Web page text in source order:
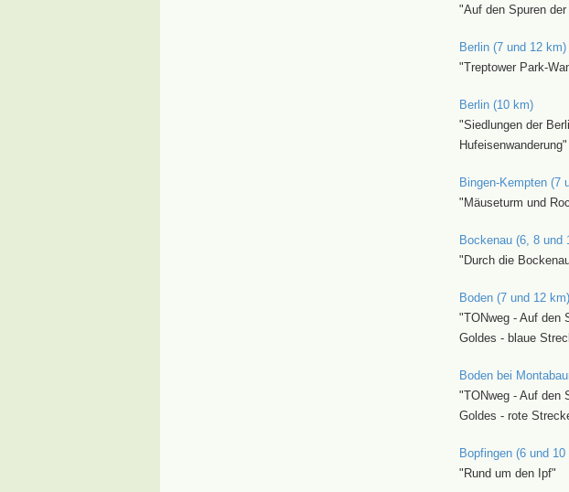
"Auf den Spuren
Berlin (7 und 12 km)
"Treptower Park-
Berlin (10 km)
"Siedlungen der
Hufeisenwanderung"
Bingen-Kempten (7
"Mäuseturm und
Bockenau (6, 8 und
"Durch die
Boden (7 und 12 km)
"TONweg - Auf den
Goldes - blaue
Boden bei
"TONweg - Auf den
Goldes - rote
Bopfingen (6 und 10
"Rund um den Ipf"